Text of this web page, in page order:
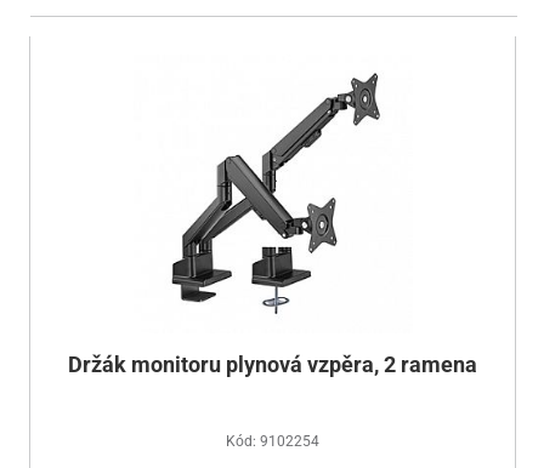
Držák monitoru plynová vzpěra, 2 ramena
Kód: 9102254